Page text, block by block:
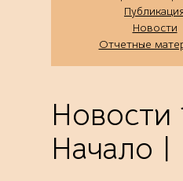
Новости
Отчетные
Новости
Начало